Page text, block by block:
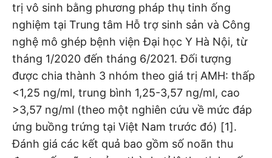
trị vô sinh bằng phương pháp thụ tinh ống
nghiệm tại Trung tâm Hỗ trợ sinh sản và Công
nghệ mô ghép bệnh viện Đại học Y Hà Nội, từ
tháng 1/2020 đến tháng 6/2021. Đối tượng
được chia thành 3 nhóm theo giá trị AMH: thấp
<1,25 ng/ml, trung bình 1,25-3,57 ng/ml, cao
>3,57 ng/ml (theo một nghiên cứu về mức đáp
ứng buồng trứng tại Việt Nam trước đó) [1].
Đánh giá các kết quả bao gồm số noãn thu